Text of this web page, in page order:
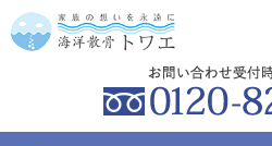
東京・神奈川の海への散骨や費用のことなら
東京・神奈川の海への散骨や費用のことなら